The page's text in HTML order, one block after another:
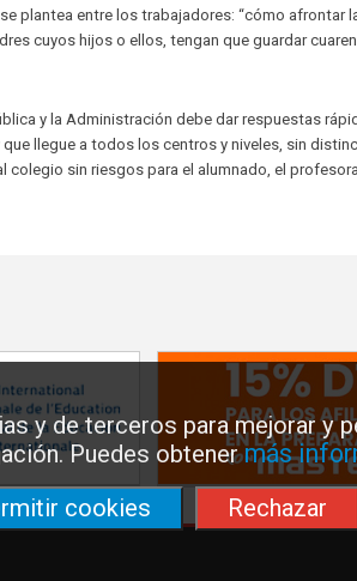
y de terceros para mejorar y
Puedes obtenermás
cookies
Rechazar
entre los trabajadores: “cómo afrontar la
cuyos hijos o ellos, tengan que guardar
y la Administración debe dar respuestas
llegue a todos los centros y niveles, sin
sin riesgos para el alumnado, el